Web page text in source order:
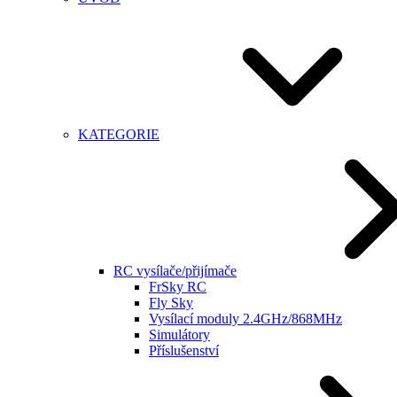
KATEGORIE
RC vysílače/přijímače
FrSky RC
Fly Sky
Vysílací moduly 2.4GHz/868MHz
Simulátory
Příslušenství